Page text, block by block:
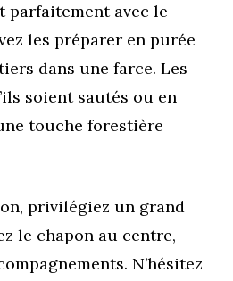
parfaitement avec le
les préparer en purée
dans une farce. Les
soient sautés ou en
touche forestière
privilégiez un grand
le chapon au centre,
N’hésitez